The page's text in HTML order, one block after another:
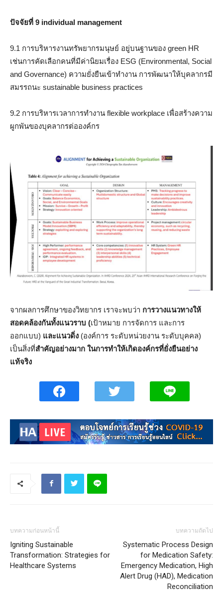
ปัจจัยที่ 9 individual management
9.1 การบริหารงานทรัพยากรมนุษย์ อยู่บนฐานของ green HR
เช่นการคัดเลือกคนที่มีค่านิยมเรื่อง ESG (Environmental, Social
and Governance) ความยั่งยืนเข้าทำงาน การพัฒนาให้บุคลากรมี
สมรรถนะ sustainable business practices
9.2 การบริหารเวลาการทำงาน flexible workplace เพื่อสร้างความ
ผูกพันของบุคลากรต่อองค์กร
จากผลการศึกษาของวิทยากร เราจะพบว่า การวางแนวทางให้
สอดคล้องกันทั้งแนวราบ (เป้าหมาย การจัดการ และการ
ออกแบบ) และแนวดิ่ง (องค์การ ระดับหน่วยงาน ระดับบุคคล)
เป็นสิ่งที่สำคัญอย่างมาก ในการทำให้เกิดองค์กรที่ยั่งยืนอย่าง
แท้จริง
บทความก่อนหน้านี้
Igniting Sustainable
Transformation: Strategies for
Healthcare Systems
บทความถัดไป
Systematic Process Design
for Medication Safety:
Emergency Medication, High
Alert Drug (HAD), Medication
Reconciliation